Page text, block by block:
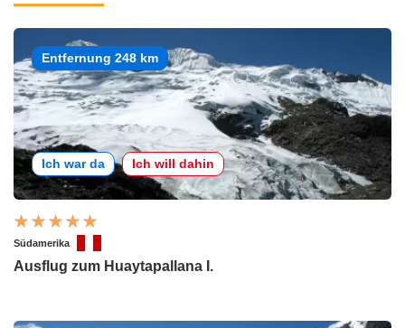
Entfernung 248 km
Ich war da Ich will dahin
Südamerika
Ausflug zum Huaytapallana I.